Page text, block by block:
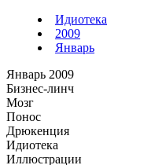
Идиотека
2009
Январь
Январь 2009
Бизнес-линч
Мозг
Понос
Дрюкенция
Идиотека
Иллюстрации